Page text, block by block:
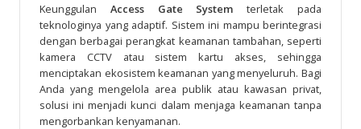
Keunggulan Access Gate System terletak pada
teknologinya yang adaptif. Sistem ini mampu berintegrasi
dengan berbagai perangkat keamanan tambahan, seperti
kamera CCTV atau sistem kartu akses, sehingga
menciptakan ekosistem keamanan yang menyeluruh. Bagi
Anda yang mengelola area publik atau kawasan privat,
solusi ini menjadi kunci dalam menjaga keamanan tanpa
mengorbankan kenyamanan.